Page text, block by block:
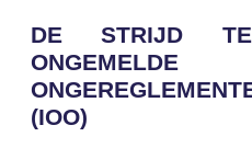
DE STRIJD
(IOO)